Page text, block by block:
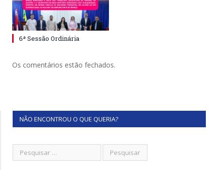
6ª Sessão Ordinária
Os comentários estão fechados.
NÃO ENCONTROU O QUE QUERIA?